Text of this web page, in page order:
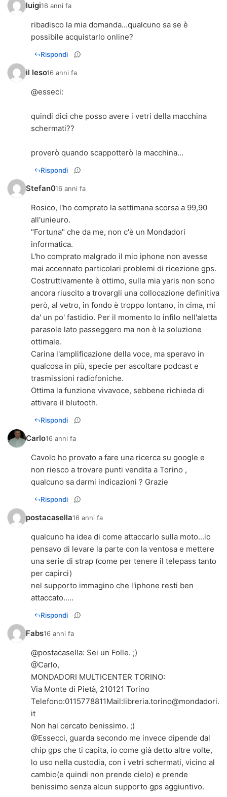
luigi16 anni fa
ribadisco la mia domanda...qualcuno sa se è
possibile acquistarlo online?
Rispondi
il leso16 anni fa
@esseci:
quindi dici che posso avere i vetri della macchina
schermati??
proverò quando scappotterò la macchina...
Rispondi
Stefan016 anni fa
Rosico, l'ho comprato la settimana scorsa a 99,90
all'unieuro.
"Fortuna" che da me, non c'è un Mondadori
informatica.
L'ho comprato malgrado il mio iphone non avesse
mai accennato particolari problemi di ricezione gps.
Costruttivamente è ottimo, sulla mia yaris non sono
ancora riuscito a trovargli una collocazione definitiva
però, al vetro, in fondo è troppo lontano, in cima, mi
da' un po' fastidio. Per il momento lo infilo nell'aletta
parasole lato passeggero ma non è la soluzione
ottimale.
Carina l'amplificazione della voce, ma speravo in
qualcosa in più, specie per ascoltare podcast e
trasmissioni radiofoniche.
Ottima la funzione vivavoce, sebbene richieda di
attivare il blutooth.
Rispondi
Carlo16 anni fa
Cavolo ho provato a fare una ricerca su google e
non riesco a trovare punti vendita a Torino ,
qualcuno sa darmi indicazioni ? Grazie
Rispondi
postacasella16 anni fa
qualcuno ha idea di come attaccarlo sulla moto...io
pensavo di levare la parte con la ventosa e mettere
una serie di strap (come per tenere il telepass tanto
per capirci)
nel supporto immagino che l'iphone resti ben
attaccato.....
Rispondi
Fabs16 anni fa
@postacasella: Sei un Folle. ;)
@Carlo,
MONDADORI MULTICENTER TORINO:
Via Monte di Pietà, 210121 Torino
Telefono:0115778811Mail:libreria.torino@mondadori.
it
Non hai cercato benissimo. ;)
@Essecci, guarda secondo me invece dipende dal
chip gps che ti capita, io come già detto altre volte,
lo uso nella custodia, con i vetri schermati, vicino al
cambio(e quindi non prende cielo) e prende
benissimo senza alcun supporto gps aggiuntivo.